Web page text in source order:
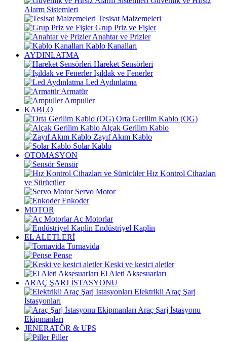
Alarm Sistemleri
Tesisat Malzemeleri
Grup Priz ve Fişler
Anahtar ve Prizler
Kablo Kanalları
AYDINLATMA
Hareket Sensörleri
Işıldak ve Fenerler
Led Aydınlatma
Armatür
Ampuller
KABLO
Orta Gerilim Kablo (OG)
Alçak Gerilim Kablo
Zayıf Akım Kablo
Solar Kablo
OTOMASYON
Sensör
Hız Kontrol Cihazları
ve Sürücüler
Servo Motor
Enkoder
MOTOR
Ac Motorlar
Endüstriyel Kaplin
EL ALETLERİ
Tornavida
Pense
Keski ve kesici aletler
El Aleti Aksesuarları
ARAÇ ŞARJ İSTASYONU
Elektrikli Araç Şarj
İstasyonları
Araç Şarj İstasyonu
Ekipmanları
JENERATÖR & UPS
Piller